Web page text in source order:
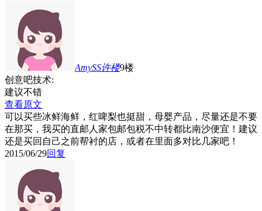
AmySS许楼9楼
创意吧技术:
建议不错
查看原文
可以买些冰鲜海鲜，红啤梨也挺甜，母婴产品，尽量还是不要
在那买，我买的直邮人家包邮包税不中转都比南沙便宜！建议
还是买回自己之前帮衬的店，或者在里面多对比几家吧！
2015/06/29回复